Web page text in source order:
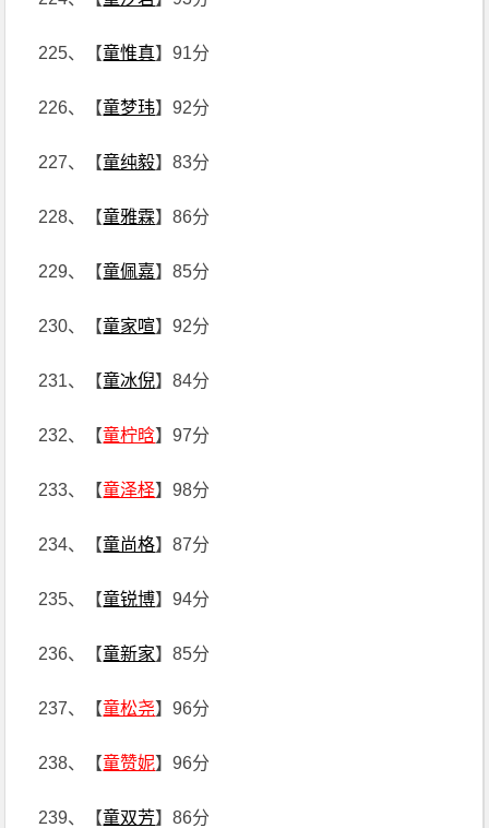
225、【童惟真】91分
226、【童梦玮】92分
227、【童纯毅】83分
228、【童雅霖】86分
229、【童佩嘉】85分
230、【童家喧】92分
231、【童冰倪】84分
232、【童柠晗】97分
233、【童泽柽】98分
234、【童尚格】87分
235、【童锐博】94分
236、【童新家】85分
237、【童松尧】96分
238、【童赞妮】96分
239、【童双芳】86分